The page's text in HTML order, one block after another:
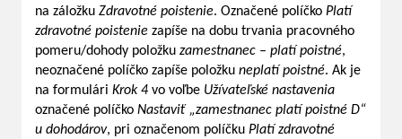
na záložku Zdravotné poistenie. Označené políčko Platí
zdravotné poistenie zapíše na dobu trvania pracovného
pomeru/dohody položku zamestnanec – platí poistné,
neoznačené políčko zapíše položku neplatí poistné. Ak je
na formulári Krok 4 vo voľbe Užívateľské nastavenia
označené políčko Nastaviť „zamestnanec platí poistné D“
u dohodárov, pri označenom políčku Platí zdravotné